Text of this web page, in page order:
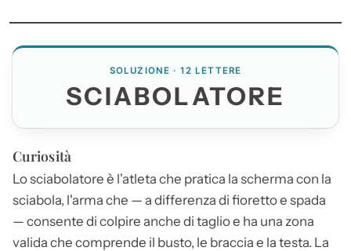
SOLUZIONE · 12 LETTERE
SCIABOLATORE
Curiosità
Losciabolatore è l'atleta che pratica la scherma con la
sciabola, l'arma che — a differenza di fioretto e spada
— consente di colpire anche di taglio e ha una zona
valida che comprende il busto, le braccia e la testa. La